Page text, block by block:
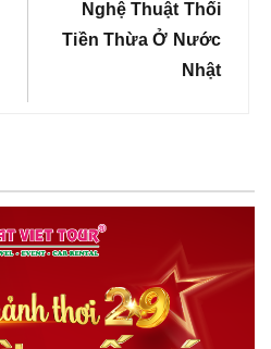
Next
Post:
Nghệ Thuật Thối
Tiền Thừa Ở Nước
Nhật